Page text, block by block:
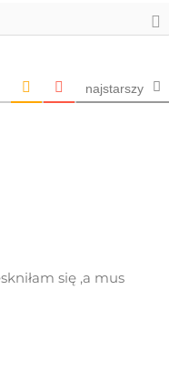
najstarszy
się ,a mus